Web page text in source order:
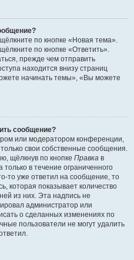
по кнопке «Новая тема».
по кнопке «Ответить».
прежде чем отправить
находится внизу страниц
начинать темы», «Вы можете
сообщение?
или модератором конференции,
свои собственные сообщения.
щёлкнув по кнопке Правка в
в течение ограниченного
то уже ответил на сообщение, то
которая показывает количество
из них. Эта надпись не
администратор или
о сделанных изменениях по
пользователи не могут удалить